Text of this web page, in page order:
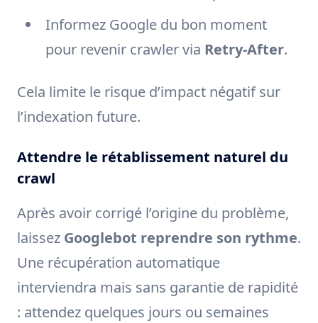
Informez Google du bon moment
pour revenir crawler via Retry-After.
Cela limite le risque d’impact négatif sur
l’indexation future.
Attendre le rétablissement naturel du
crawl
Après avoir corrigé l’origine du problème,
laissez Googlebot reprendre son rythme.
Une récupération automatique
interviendra mais sans garantie de rapidité
: attendez quelques jours ou semaines